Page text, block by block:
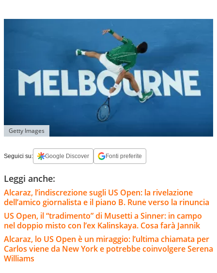
Getty Images
Seguici su: Google Discover Fonti preferite
Leggi anche:
Alcaraz, l’indiscrezione sugli US Open: la rivelazione
dell’amico giornalista e il piano B. Rune verso la rinuncia
US Open, il “tradimento” di Musetti a Sinner: in campo
nel doppio misto con l’ex Kalinskaya. Cosa farà Jannik
Alcaraz, lo US Open è un miraggio: l’ultima chiamata per
Carlos viene da New York e potrebbe coinvolgere Serena
Williams